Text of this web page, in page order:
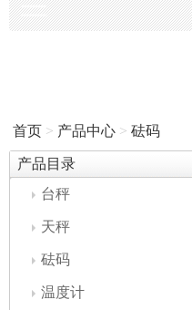
首页 > 产品中心 > 砝码
产品目录
台秤
天秤
砝码
温度计